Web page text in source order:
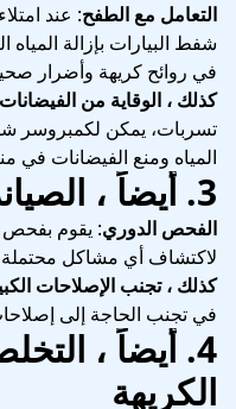
التعامل مع الطفح: عند
شفط البيارات بإزالة
في روائح كريهة وأضرار
كذلك ، الوقاية من الفيضانات
تسربات، يمكن لكمبروسر
المياه ومنع الفيضانات في
3. أيضاً ،
الفحص الدوري: يقوم بفحص
لاكتشاف أي مشاكل محتملة
كذلك ، تجنب الإصلاحات
في تجنب الحاجة إلى
4. أيضاً ،
الكريهة